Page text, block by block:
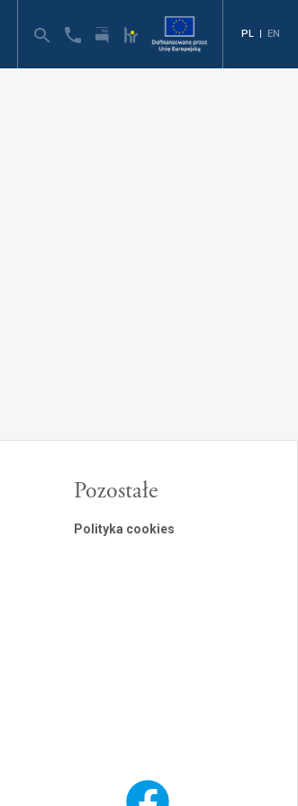
PL | EN
Pozostałe
Polityka cookies